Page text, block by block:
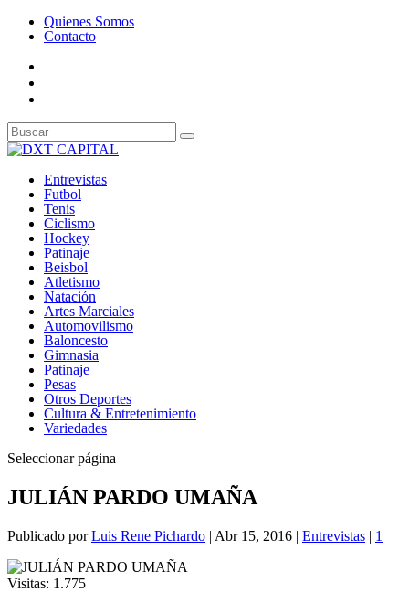
Quienes Somos
Contacto
Entrevistas
Futbol
Tenis
Ciclismo
Hockey
Patinaje
Beisbol
Atletismo
Natación
Artes Marciales
Automovilismo
Baloncesto
Gimnasia
Patinaje
Pesas
Otros Deportes
Cultura & Entretenimiento
Variedades
Seleccionar página
JULIÁN PARDO UMAÑA
Publicado porLuis Rene Pichardo | Abr 15, 2016 | Entrevistas | 1
Visitas: 1.775